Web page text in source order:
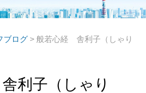
ブログ> 般若心経 舎利子（しゃり
利子（しゃり